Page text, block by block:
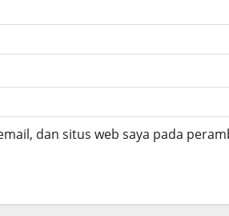
dan situs web saya pada